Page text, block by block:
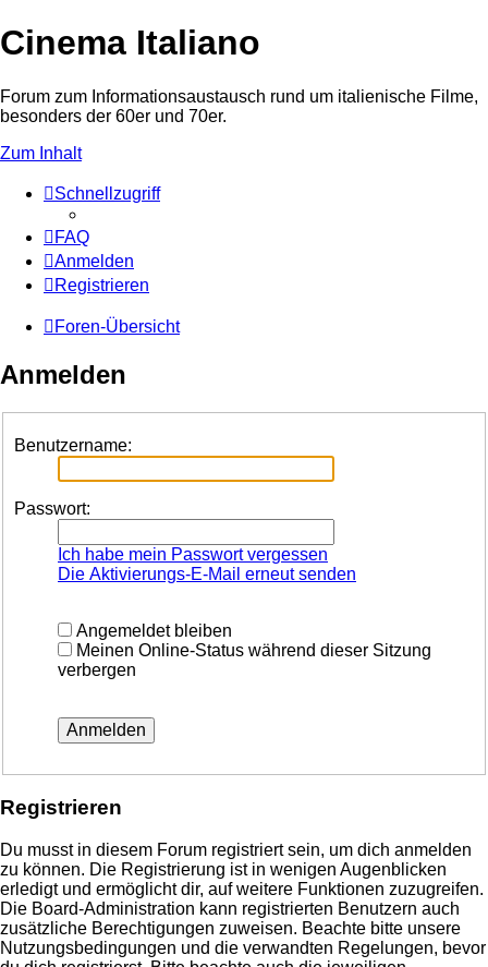
Cinema Italiano
Forum zum Informationsaustausch rund um italienische Filme,
besonders der 60er und 70er.
Zum Inhalt
Schnellzugriff
FAQ
Anmelden
Registrieren
Foren-Übersicht
Anmelden
Benutzername:
Passwort:
Ich habe mein Passwort vergessen
Die Aktivierungs-E-Mail erneut senden
Angemeldet bleiben
Meinen Online-Status während dieser Sitzung
verbergen
Registrieren
Du musst in diesem Forum registriert sein, um dich anmelden
zu können. Die Registrierung ist in wenigen Augenblicken
erledigt und ermöglicht dir, auf weitere Funktionen zuzugreifen.
Die Board-Administration kann registrierten Benutzern auch
zusätzliche Berechtigungen zuweisen. Beachte bitte unsere
Nutzungsbedingungen und die verwandten Regelungen, bevor